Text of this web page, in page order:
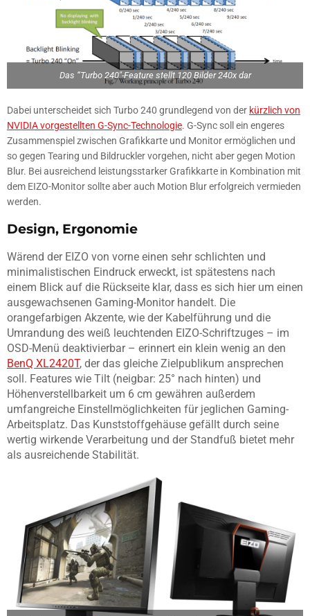
Das “Turbo 240″-Feature stellt 120 Bilder 240x dar
Dabei unterscheidet sich Turbo 240 grundlegend von der kürzlich von
NVIDIA vorgestellten G-Sync-Technologie. G-Sync soll ein engeres
Zusammenspiel zwischen Grafikkarte und Monitor ermöglichen und
so gegen Tearing und Bildruckler vorgehen, nicht aber gegen Motion
Blur. Bei ausreichend leistungsstarker Grafikkarte in Kombination mit
dem EIZO-Monitor sollte aber auch Motion Blur erfolgreich vermieden
werden.
Design, Ergonomie
Wärend der EIZO von vorne einen sehr schlichten und
minimalistischen Eindruck erweckt, ist spätestens nach
einem Blick auf die Rückseite klar, dass es sich hier um einen
ausgewachsenen Gaming-Monitor handelt. Die
orangefarbigen Akzente, wie der Kabelführung und die
Umrandung des weiß leuchtenden EIZO-Schriftzuges – im
OSD-Menü deaktivierbar – erinnert ein klein wenig an den
BenQ XL2420T, der das gleiche Zielpublikum ansprechen
soll. Features wie Tilt (neigbar: 25° nach hinten) und
Höhenverstellbarkeit um 6 cm gewähren außerdem
umfangreiche Einstellmöglichkeiten für jeglichen Gaming-
Arbeitsplatz. Das Kunststoffgehäuse gefällt durch seine
wertig wirkende Verarbeitung und der Standfuß bietet mehr
als ausreichende Stabilität.